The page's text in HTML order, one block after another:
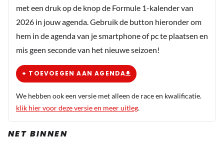
maar een fan van de Formule 1 en daarom hoef ik
geen kennis van zaken te hebben. Die moet de
uitvoerende instantie hebben en daar heb ik af
en toe mijn twijfels over.
Thomas Van Loock
6 juli 19:29
Beste Angelisa, als je zelf aangeeft geen kennis van
zaken te hebben, hoe kan je dan oordelen over dit
geval? Iemand bij de wedstrijdleiding is gewoon iets
met een druk op de knop de Formule 1-kalender van
2026 in jouw agenda. Gebruik de button hieronder om
hem in de agenda van je smartphone of pc te plaatsen en
mis geen seconde van het nieuwe seizoen!
+ TOEVOEGEN AAN AGENDA
We hebben ook een versie met alleen de race en kwalificatie.
klik hier voor deze versie en meer uitleg.
NET BINNEN